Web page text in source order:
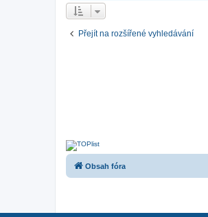
Přejít na rozšířené vyhledávání
Obsah fóra